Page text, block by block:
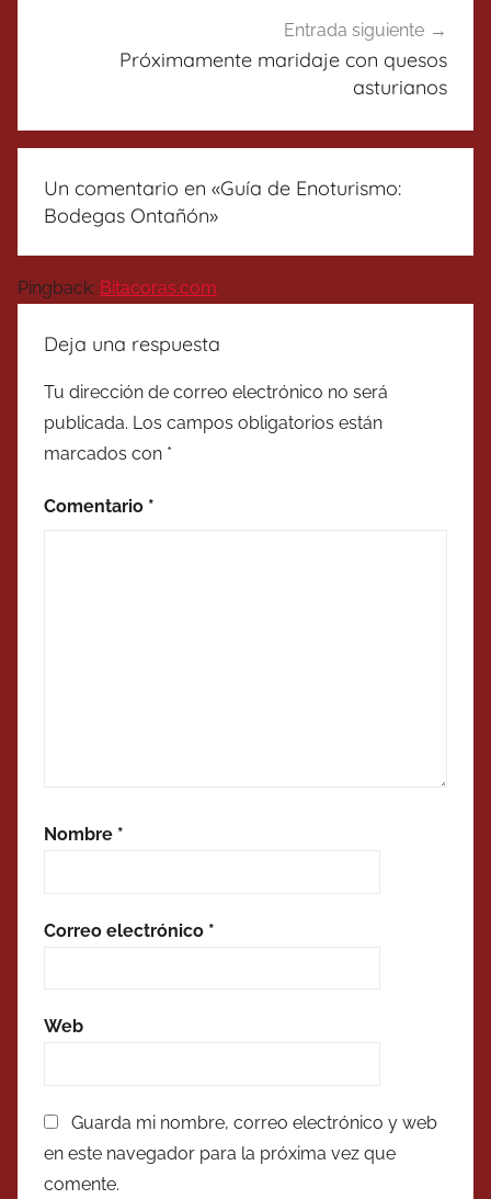
Entrada siguiente
Próximamente maridaje con quesos
asturianos
Un comentario en «Guía de Enoturismo:
Bodegas Ontañón»
Pingback: Bitacoras.com
Deja una respuesta
Tu dirección de correo electrónico no será
publicada. Los campos obligatorios están
marcados con *
Comentario *
Nombre *
Correo electrónico *
Web
Guarda mi nombre, correo electrónico y web
en este navegador para la próxima vez que
comente.